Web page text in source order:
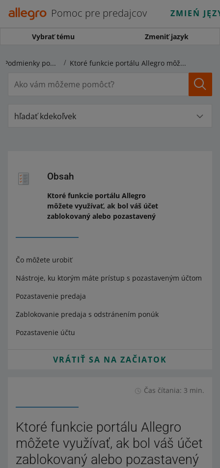
Pomoc pre predajcov ZMIEŃ
Vybrať tému Zmeniť jazyk
Pravidlá predaja a Podmienky používania portálu Ktoré funkcie portálu Allegro môžete využívať, ak bol váš účet zablokovaný alebo pozastavený
hľadať kdekoľvek
Obsah
Ktoré funkcie portálu Allegro
môžete využívať, ak bol váš účet
zablokovaný alebo pozastavený
Čo môžete urobiť
Nástroje, ku ktorým máte prístup s pozastaveným účtom
Pozastavenie predaja
Zablokovanie predaja s odstránením ponúk
Pozastavenie účtu
VRÁTIŤ SA NA ZAČIATOK
Čas čítania: 3 min.
Ktoré funkcie portálu Allegro
môžete využívať, ak bol váš účet
zablokovaný alebo pozastavený